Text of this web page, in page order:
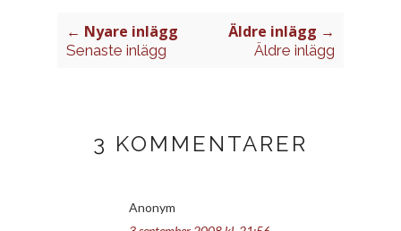
← Nyare inlägg
Senaste inlägg
Äldre inlägg →
Äldre inlägg
3 KOMMENTARER
Anonym